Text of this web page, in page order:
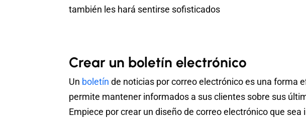
también les hará sentirse sofisticados
Crear un boletín electrónico
Un boletín de noticias por correo electrónico es una forma
permite mantener informados a sus clientes sobre sus
Empiece por crear un diseño de correo electrónico que